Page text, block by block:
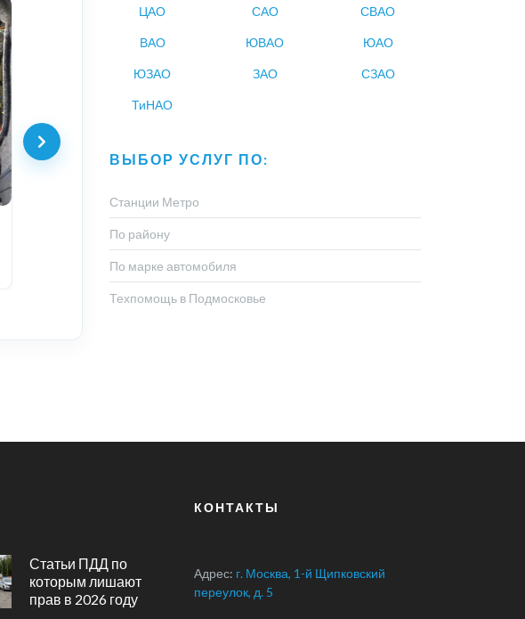
ЦАО САО СВАО
ВАО ЮВАО ЮАО
ЮЗАО ЗАО СЗАО
ТиНАО
ВЫБОР УСЛУГ ПО:
Станции Метро
По району
По марке автомобиля
Техпомощь в Подмосковье
Статьи ПДД по
которым лишают
прав в 2026 году
КОНТАКТЫ
Адрес: г. Москва, 1-й Щипковский
переулок, д. 5